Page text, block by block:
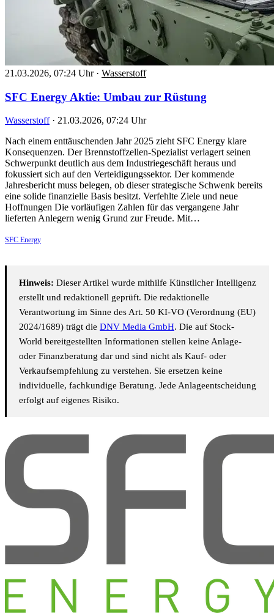
21.03.2026, 07:24 Uhr · Wasserstoff
SFC Energy Aktie: Umbau zur Rüstung
Wasserstoff · 21.03.2026, 07:24 Uhr
Nach einem enttäuschenden Jahr 2025 zieht SFC Energy klare
Konsequenzen. Der Brennstoffzellen-Spezialist verlagert seinen
Schwerpunkt deutlich aus dem Industriegeschäft heraus und
fokussiert sich auf den Verteidigungssektor. Der kommende
Jahresbericht muss belegen, ob dieser strategische Schwenk bereits
eine solide finanzielle Basis besitzt. Verfehlte Ziele und neue
Hoffnungen Die vorläufigen Zahlen für das vergangene Jahr
lieferten Anlegern wenig Grund zur Freude. Mit…
SFC Energy
Hinweis: Dieser Artikel wurde mithilfe Künstlicher Intelligenz
erstellt und redaktionell geprüft. Die redaktionelle
Verantwortung im Sinne des Art. 50 KI-VO (Verordnung (EU)
2024/1689) trägt die DNV Media GmbH. Die auf Stock-
World bereitgestellten Informationen stellen keine Anlage-
oder Finanzberatung dar und sind nicht als Kauf- oder
Verkaufsempfehlung zu verstehen. Sie ersetzen keine
individuelle, fachkundige Beratung. Jede Anlageentscheidung
erfolgt auf eigenes Risiko.